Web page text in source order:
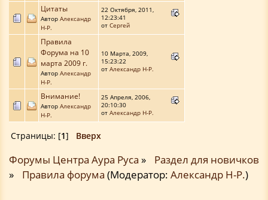
Цитаты
Автор Александр
Н-Р.
22 Октября, 2011,
12:23:41
от Сергей
Правила
Форума на 10
марта 2009 г.
Автор Александр
Н-Р.
10 Марта, 2009,
15:23:22
от Александр Н-Р.
Внимание!
Автор Александр
Н-Р.
25 Апреля, 2006,
20:10:30
от Александр Н-Р.
Страницы: [1] Вверх
Форумы Центра Аура Руса »
Раздел для новичков
»
Правила форума (Модератор: Александр Н-Р.)